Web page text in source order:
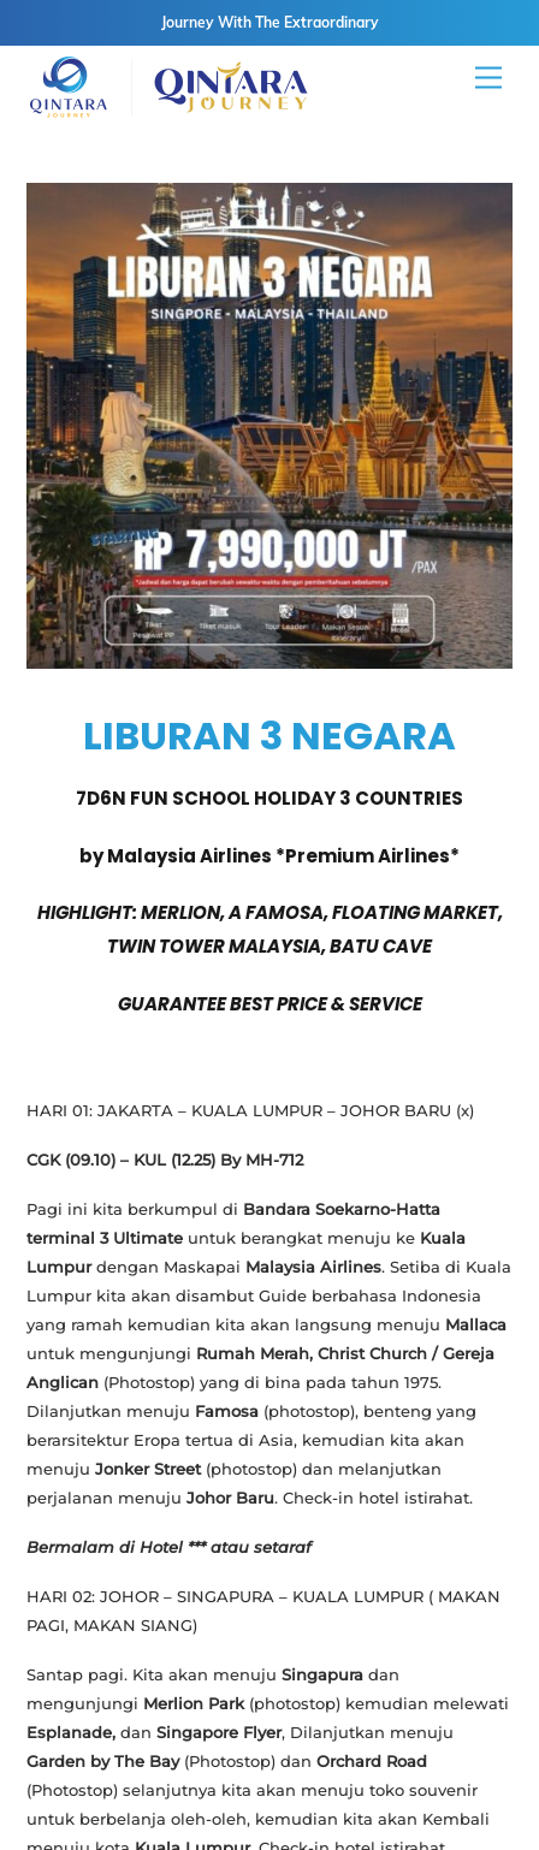
Journey With The Extraordinary
content
LIBURAN 3 NEGARA
7D6N FUN SCHOOL HOLIDAY 3 COUNTRIES
by Malaysia Airlines *Premium Airlines*
HIGHLIGHT: MERLION, A FAMOSA, FLOATING MARKET,
TWIN TOWER MALAYSIA, BATU CAVE
GUARANTEE BEST PRICE & SERVICE
HARI 01: JAKARTA – KUALA LUMPUR – JOHOR BARU (x)
CGK (09.10) – KUL (12.25) By MH-712
Pagi ini kita berkumpul di Bandara Soekarno-Hatta
terminal 3 Ultimate untuk berangkat menuju ke Kuala
Lumpurdengan Maskapai Malaysia Airlines. Setiba di Kuala
Lumpur kita akan disambut Guide berbahasa Indonesia
yang ramah kemudian kita akan langsung menuju Mallaca
untuk mengunjungi Rumah Merah, Christ Church / Gereja
Anglican (Photostop) yang di bina pada tahun 1975.
Dilanjutkan menuju Famosa (photostop), benteng yang
berarsitektur Eropa tertua di Asia, kemudian kita akan
menujuJonker Street (photostop)dan melanjutkan
perjalanan menujuJohor Baru. Check-in hotel istirahat.
Bermalam di Hotel *** atau setaraf
HARI 02: JOHOR – SINGAPURA – KUALA LUMPUR ( MAKAN
PAGI, MAKAN SIANG)
Santap pagi. Kita akan menujuSingapura dan
mengunjungi Merlion Park(photostop) kemudian melewati
Esplanade,dan Singapore Flyer, Dilanjutkan menuju
Garden by The Bay (Photostop)danOrchard Road
(Photostop)selanjutnya kita akan menuju toko souvenir
untuk berbelanja oleh-oleh, kemudian kita akan Kembali